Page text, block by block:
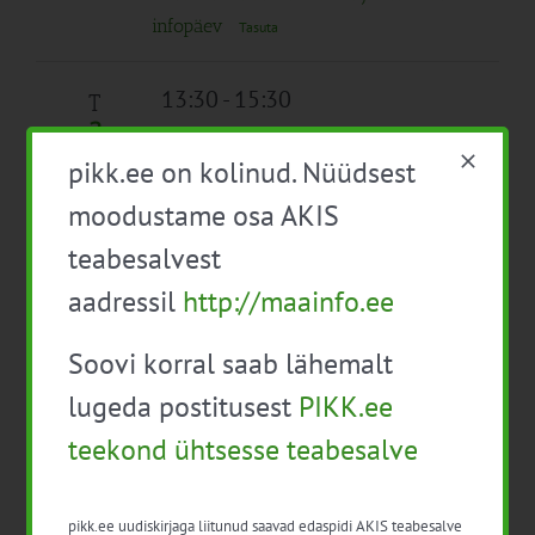
infopäev
Tasuta
T
3
13:30- 15:30
mullaviljakuse parandamisel”
K 11:00-
Mahemajanduse infopäev
N
5
14:00 -17:30
Mahetaimekasvatuse infopäev
välislektoriga I
Tasuta
R 14:00-17:30
pikk.ee on kolinud. Nüüdsest
moodustame osa AKIS
teabesalvest
aadressil http://maainfo.ee
Soovi korral saab lähemalt
lugeda postitusest PIKK.ee
teekond ühtsesse teabesalve
pikk.ee uudiskirjaga liitunud saavad edaspidi AKIS teabesalve